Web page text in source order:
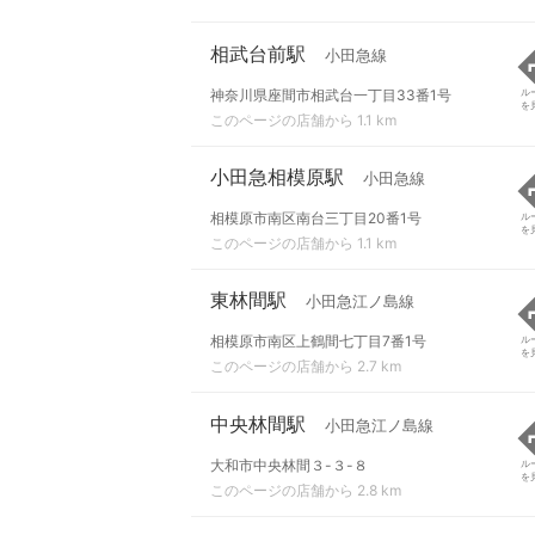
相武台前駅 小田急線
神奈川県座間市相武台一丁目33番1号
このページの店舗から 1.1 km
ル
を
小田急相模原駅 小田急線
相模原市南区南台三丁目20番1号
このページの店舗から 1.1 km
ル
を
東林間駅 小田急江ノ島線
相模原市南区上鶴間七丁目7番1号
このページの店舗から 2.7 km
ル
を
中央林間駅 小田急江ノ島線
大和市中央林間３-３-８
このページの店舗から 2.8 km
ル
を